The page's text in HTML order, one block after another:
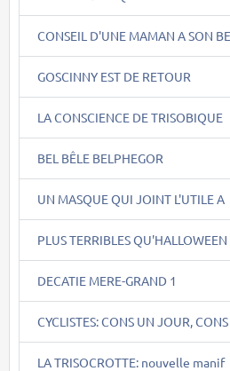
CONSEIL D'UNE MAMAN A SON
GOSCINNY EST DE RETOUR
LA CONSCIENCE DE TRISOBIQUE
BEL BÊLE BELPHEGOR
UN MASQUE QUI JOINT L'UTILE A
PLUS TERRIBLES QU'HALLOWEEN
DECATIE MERE-GRAND 1
CYCLISTES: CONS UN JOUR, CONS
LA TRISOCROTTE: nouvelle manif